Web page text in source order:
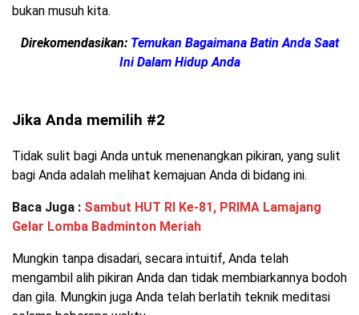
bukan musuh kita.
Direkomendasikan: Temukan Bagaimana Batin Anda Saat
Ini Dalam Hidup Anda
Jika Anda memilih #2
Tidak sulit bagi Anda untuk menenangkan pikiran, yang sulit
bagi Anda adalah melihat kemajuan Anda di bidang ini.
Baca Juga : Sambut HUT RI Ke-81, PRIMA Lamajang
Gelar Lomba Badminton Meriah
Mungkin tanpa disadari, secara intuitif, Anda telah
mengambil alih pikiran Anda dan tidak membiarkannya bodoh
dan gila. Mungkin juga Anda telah berlatih teknik meditasi